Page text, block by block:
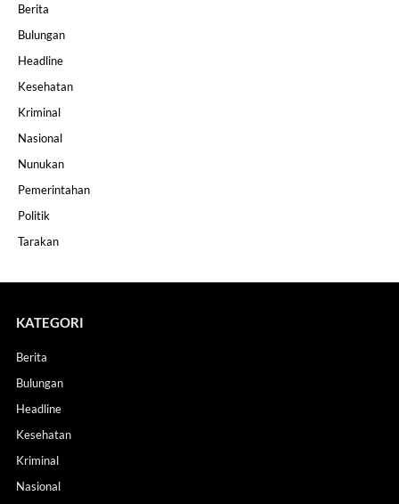
Berita
Bulungan
Headline
Kesehatan
Kriminal
Nasional
Nunukan
Pemerintahan
Politik
Tarakan
KATEGORI
Berita
Bulungan
Headline
Kesehatan
Kriminal
Nasional